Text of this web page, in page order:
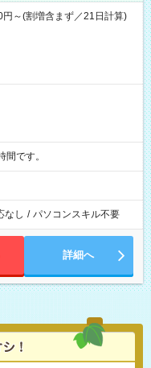
～(割増含まず／21日計算)
8時間です。
なし / パソコンスキル不要
詳細へ